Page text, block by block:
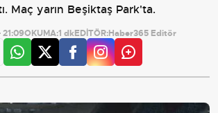
Maç yarın Beşiktaş Park'ta.
21:09OKUMA:1 dkEDİTÖR:Haber365 Editör